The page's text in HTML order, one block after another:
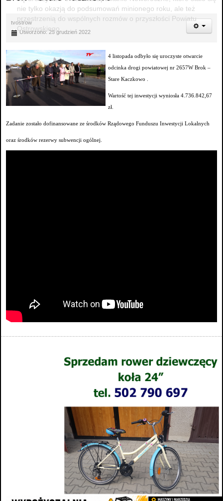
nie tylko okazją do podsumowań minionego roku, ale też
przestrzenią do wspólnych rozmów o przyszłości Powiatu
Ostrowskiego.
tvostrow
Utworzono: 25 grudzień 2022
4 listopada odbyło się uroczyste otwarcie
odcinka drogi powiatowej nr 2657W Brok –
Stare Kaczkowo .
Wartość tej inwestycji wyniosła 4.736.842,67
zł.
Zadanie zostało dofinansowane ze środków Rządowego Funduszu Inwestycji Lokalnych
oraz środków rezerwy subwencji ogólnej.